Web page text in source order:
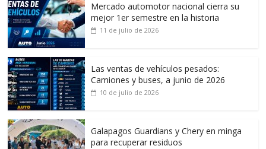
Mercado automotor nacional cierra su
mejor 1er semestre en la historia
11 de julio de 2026
Las ventas de vehículos pesados:
Camiones y buses, a junio de 2026
10 de julio de 2026
Galapagos Guardians y Chery en minga
para recuperar residuos